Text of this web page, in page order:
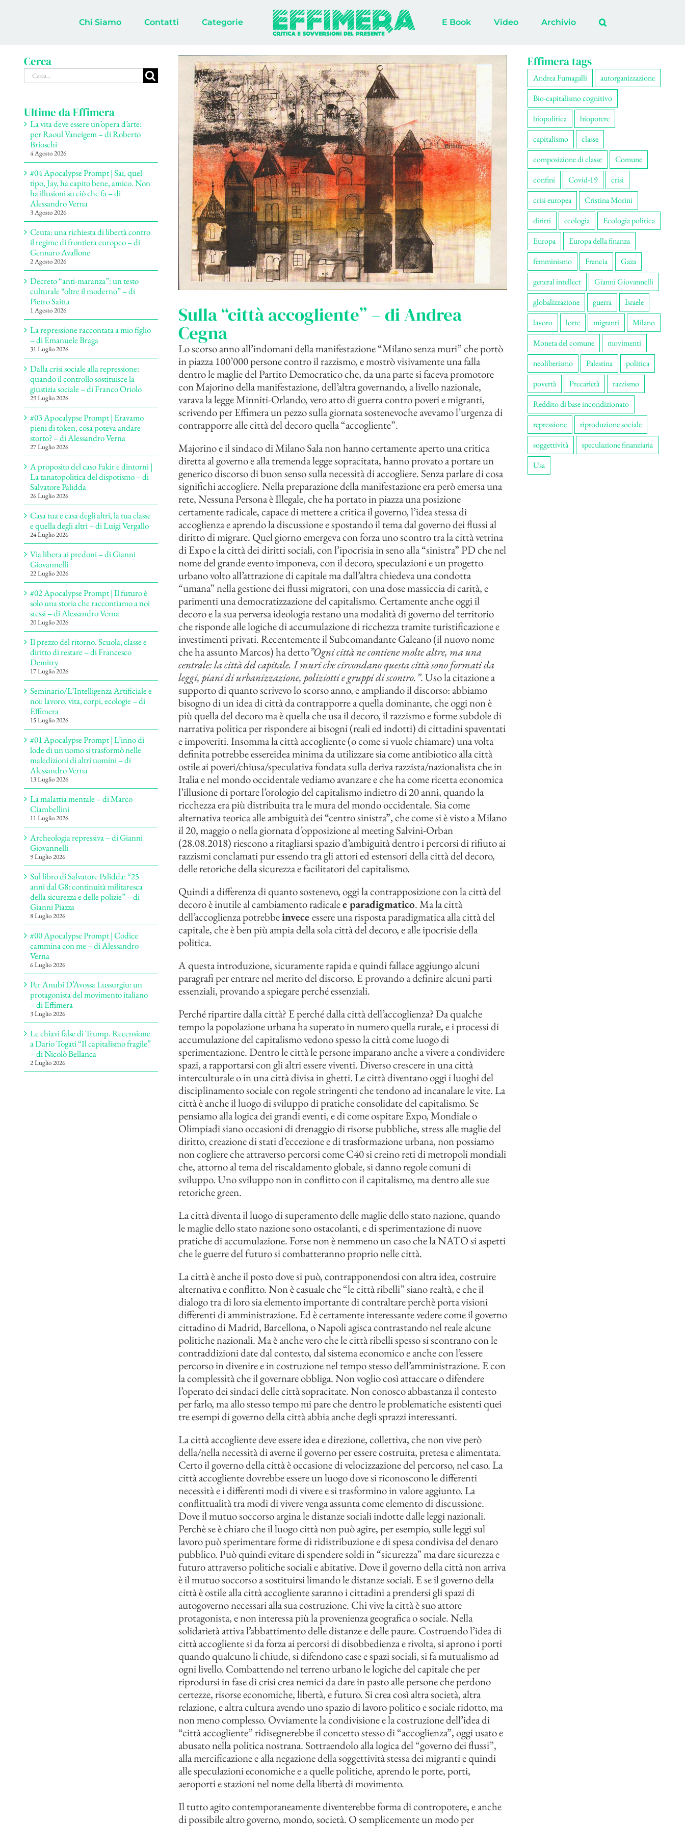
Chi Siamo Contatti Categorie E Book Video Archivio
Ingrandisci
immagine
Sulla “città accogliente” – di Andrea
Cegna
Lo scorso anno all’indomani della manifestazione “Milano senza muri” che portò
in piazza 100’000 persone contro il razzismo, e mostrò visivamente una falla
dentro le maglie del Partito Democratico che, da una parte si faceva promotore
con Majorino della manifestazione, dell’altra governando, a livello nazionale,
varava la legge Minniti-Orlando, vero atto di guerra contro poveri e migranti,
scrivendo per Effimera un pezzo sulla giornata sostenevoche avevamo l’urgenza di
contrapporre alle città del decoro quella “accogliente”.
Majorino e il sindaco di Milano Sala non hanno certamente aperto una critica
diretta al governo e alla tremenda legge sopracitata, hanno provato a portare un
generico discorso di buon senso sulla necessità di accogliere. Senza parlare di cosa
significhi accogliere. Nella preparazione della manifestazione era però emersa una
rete, Nessuna Persona è Illegale, che ha portato in piazza una posizione
certamente radicale, capace di mettere a critica il governo, l’idea stessa di
accoglienza e aprendo la discussione e spostando il tema dal governo dei flussi al
diritto di migrare. Quel giorno emergeva con forza uno scontro tra la città vetrina
di Expo e la città dei diritti sociali, con l’ipocrisia in seno alla “sinistra” PD che nel
nome del grande evento imponeva, con il decoro, speculazioni e un progetto
urbano volto all’attrazione di capitale ma dall’altra chiedeva una condotta
“umana” nella gestione dei flussi migratori, con una dose massiccia di carità, e
parimenti una democratizzazione del capitalismo. Certamente anche oggi il
decoro e la sua perversa ideologia restano una modalità di governo del territorio
che risponde alle logiche di accumulazione di ricchezza tramite turistificazione e
investimenti privati. Recentemente il Subcomandante Galeano (il nuovo nome
che ha assunto Marcos) ha detto”Ogni città ne contiene molte altre, ma una
centrale: la città del capitale. I muri che circondano questa città sono formati da
leggi, piani di urbanizzazione, poliziotti e gruppi di scontro.”. Uso la citazione a
supporto di quanto scrivevo lo scorso anno, e ampliando il discorso: abbiamo
bisogno di un idea di città da contrapporre a quella dominante, che oggi non è
più quella del decoro ma è quella che usa il decoro, il razzismo e forme subdole di
narrativa politica per rispondere ai bisogni (reali ed indotti) di cittadini spaventati
e impoveriti. Insomma la città accogliente (o come si vuole chiamare) una volta
definita potrebbe essereidea minima da utilizzare sia come antibiotico alla città
ostile ai poveri/chiusa/speculativa fondata sulla deriva razzista/nazionalista che in
Italia e nel mondo occidentale vediamo avanzare e che ha come ricetta economica
l’illusione di portare l’orologio del capitalismo indietro di 20 anni, quando la
ricchezza era più distribuita tra le mura del mondo occidentale. Sia come
alternativa teorica alle ambiguità dei “centro sinistra”, che come si è visto a Milano
il 20, maggio o nella giornata d’opposizione al meeting Salvini-Orban
(28.08.2018) riescono a ritagliarsi spazio d’ambiguità dentro i percorsi di rifiuto ai
razzismi conclamati pur essendo tra gli attori ed estensori della città del decoro,
delle retoriche della sicurezza e facilitatori del capitalismo.
Quindi a differenza di quanto sostenevo, oggi la contrapposizione con la città del
decoro è inutile al cambiamento radicalee paradigmatico. Ma la città
dell’accoglienza potrebbeinveceessere una risposta paradigmatica alla città del
capitale, che è ben più ampia della sola città del decoro, e alle ipocrisie della
politica.
A questa introduzione, sicuramente rapida e quindi fallace aggiungo alcuni
paragrafi per entrare nel merito del discorso. E provando a definire alcuni parti
essenziali, provando a spiegare perché essenziali.
Perché ripartire dalla città? E perché dalla città dell’accoglienza? Da qualche
tempo la popolazione urbana ha superato in numero quella rurale, e i processi di
accumulazione del capitalismo vedono spesso la città come luogo di
sperimentazione. Dentro le città le persone imparano anche a vivere a condividere
spazi, a rapportarsi con gli altri essere viventi. Diverso crescere in una città
interculturale o in una città divisa in ghetti. Le città diventano oggi i luoghi del
disciplinamento sociale con regole stringenti che tendono ad incanalare le vite. La
città è anche il luogo di sviluppo di pratiche consolidate del capitalismo. Se
pensiamo alla logica dei grandi eventi, e di come ospitare Expo, Mondiale o
Olimpiadi siano occasioni di drenaggio di risorse pubbliche, stress alle maglie del
diritto, creazione di stati d’eccezione e di trasformazione urbana, non possiamo
non cogliere che attraverso percorsi come C40 si creino reti di metropoli mondiali
che, attorno al tema del riscaldamento globale, si danno regole comuni di
sviluppo. Uno sviluppo non in conflitto con il capitalismo, ma dentro alle sue
retoriche green.
La città diventa il luogo di superamento delle maglie dello stato nazione, quando
le maglie dello stato nazione sono ostacolanti, e di sperimentazione di nuove
pratiche di accumulazione. Forse non è nemmeno un caso che la NATO si aspetti
che le guerre del futuro si combatteranno proprio nelle città.
La città è anche il posto dove si può, contrapponendosi con altra idea, costruire
alternativa e conflitto. Non è casuale che “le città ribelli” siano realtà, e che il
dialogo tra di loro sia elemento importante di contraltare perchè porta visioni
differenti di amministrazione. Ed è certamente interessante vedere come il governo
cittadino di Madrid, Barcellona, o Napoli agisca contrastando nel reale alcune
politiche nazionali. Ma è anche vero che le città ribelli spesso si scontrano con le
contraddizioni date dal contesto, dal sistema economico e anche con l’essere
percorso in divenire e in costruzione nel tempo stesso dell’amministrazione. E con
la complessità che il governare obbliga. Non voglio così attaccare o difendere
l’operato dei sindaci delle città sopracitate. Non conosco abbastanza il contesto
per farlo, ma allo stesso tempo mi pare che dentro le problematiche esistenti quei
tre esempi di governo della città abbia anche degli sprazzi interessanti.
La città accogliente deve essere idea e direzione, collettiva, che non vive però
della/nella necessità di averne il governo per essere costruita, pretesa e alimentata.
Certo il governo della città è occasione di velocizzazione del percorso, nel caso. La
città accogliente dovrebbe essere un luogo dove si riconoscono le differenti
necessità e i differenti modi di vivere e si trasformino in valore aggiunto. La
conflittualità tra modi di vivere venga assunta come elemento di discussione.
Dove il mutuo soccorso argina le distanze sociali indotte dalle leggi nazionali.
Perchè se è chiaro che il luogo città non può agire, per esempio, sulle leggi sul
lavoro può sperimentare forme di ridistribuzione e di spesa condivisa del denaro
pubblico. Può quindi evitare di spendere soldi in “sicurezza” ma dare sicurezza e
futuro attraverso politiche sociali e abitative. Dove il governo della città non arriva
è il mutuo soccorso a sostituirsi limando le distanze sociali. E se il governo della
città è ostile alla città accogliente saranno i cittadini a prendersi gli spazi di
autogoverno necessari alla sua costruzione. Chi vive la città è suo attore
protagonista, e non interessa più la provenienza geografica o sociale. Nella
solidarietà attiva l’abbattimento delle distanze e delle paure. Costruendo l’idea di
città accogliente si da forza ai percorsi di disobbedienza e rivolta, si aprono i porti
quando qualcuno li chiude, si difendono case e spazi sociali, si fa mutualismo ad
ogni livello. Combattendo nel terreno urbano le logiche del capitale che per
riprodursi in fase di crisi crea nemici da dare in pasto alle persone che perdono
certezze, risorse economiche, libertà, e futuro. Si crea così altra società, altra
relazione, e altra cultura avendo uno spazio di lavoro politico e sociale ridotto, ma
non meno complesso. Ovviamente la condivisione e la costruzione dell’idea di
“città accogliente” ridisegnerebbe il concetto stesso di “accoglienza”, oggi usato e
abusato nella politica nostrana. Sottraendolo alla logica del “governo dei flussi”,
alla mercificazione e alla negazione della soggettività stessa dei migranti e quindi
alle speculazioni economiche e a quelle politiche, aprendo le porte, porti,
aeroporti e stazioni nel nome della libertà di movimento.
Il tutto agito contemporaneamente diventerebbe forma di contropotere, e anche
di possibile altro governo, mondo, società. O semplicemente un modo per
Cerca
Cerca
per:
Ultime da Effimera
La vita deve essere un’opera d’arte:
per Raoul Vaneigem – di Roberto
Brioschi
4 Agosto 2026
#04 Apocalypse Prompt | Sai, quel
tipo, Jay, ha capito bene, amico. Non
ha illusioni su ciò che fa – di
Alessandro Verna
3 Agosto 2026
Ceuta: una richiesta di libertà contro
il regime di frontiera europeo – di
Gennaro Avallone
2 Agosto 2026
Decreto “anti-maranza”: un testo
culturale “oltre il moderno” – di
Pietro Saitta
1 Agosto 2026
La repressione raccontata a mio figlio
– di Emanuele Braga
31 Luglio 2026
Dalla crisi sociale alla repressione:
quando il controllo sostituisce la
giustizia sociale – di Franco Oriolo
29 Luglio 2026
#03 Apocalypse Prompt | Eravamo
pieni di token, cosa poteva andare
storto? – di Alessandro Verna
27 Luglio 2026
A proposito del caso Fakir e dintorni |
La tanatopolitica del dispotismo – di
Salvatore Palidda
26 Luglio 2026
Casa tua e casa degli altri, la tua classe
e quella degli altri – di Luigi Vergallo
24 Luglio 2026
Via libera ai predoni – di Gianni
Giovannelli
22 Luglio 2026
#02 Apocalypse Prompt | Il futuro è
solo una storia che raccontiamo a noi
stessi – di Alessandro Verna
20 Luglio 2026
Il prezzo del ritorno. Scuola, classe e
diritto di restare – di Francesco
Demitry
17 Luglio 2026
Seminario/L’Intelligenza Artificiale e
noi: lavoro, vita, corpi, ecologie – di
Effimera
15 Luglio 2026
#01 Apocalypse Prompt | L’inno di
lode di un uomo si trasformò nelle
maledizioni di altri uomini – di
Alessandro Verna
13 Luglio 2026
La malattia mentale – di Marco
Ciambellini
11 Luglio 2026
Archeologia repressiva – di Gianni
Giovannelli
9 Luglio 2026
Sul libro di Salvatore Palidda: “25
anni dal G8: continuità militaresca
della sicurezza e delle polizie” – di
Gianni Piazza
8 Luglio 2026
#00 Apocalypse Prompt | Codice
cammina con me – di Alessandro
Verna
6 Luglio 2026
Per Anubi D’Avossa Lussurgiu: un
protagonista del movimento italiano
– di Effimera
3 Luglio 2026
Le chiavi false di Trump. Recensione
a Dario Togati “Il capitalismo fragile”
– di Nicolò Bellanca
2 Luglio 2026
Effimera tags
Andrea Fumagalli
autorganizzazione
Bio-capitalismo cognitivo
biopolitica
biopotere
capitalismo
classe
composizione di classe
Comune
confini
Covid-19
crisi
crisi europea
Cristina Morini
diritti
ecologia
Ecologia politica
Europa
Europa della finanza
femminismo
Francia
Gaza
general intellect
Gianni Giovannelli
globalizzazione
guerra
Israele
lavoro
lotte migranti
Milano
Moneta del comune
movimenti
neoliberismo
Palestina
politica
povertà
Precarietà
razzismo
Reddito di base incondizionato
repressione
riproduzione sociale
soggettività
speculazione finanziaria
Usa